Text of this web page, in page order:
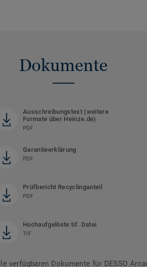
Dokumente
Ausschreibungstext (weitere
Formate über Heinze.de)
PDF
Garantieerklärung
PDF
Prüfbericht Recyclinganteil
PDF
Hochaufgelöste tif. Datei
TIF
verfügbaren Dokumente für DESSO